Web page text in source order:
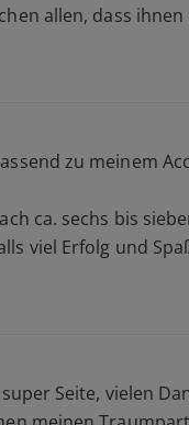
allen, dass
zu meinem
ca. sechs bis
viel Erfolg und
Seite, vielen